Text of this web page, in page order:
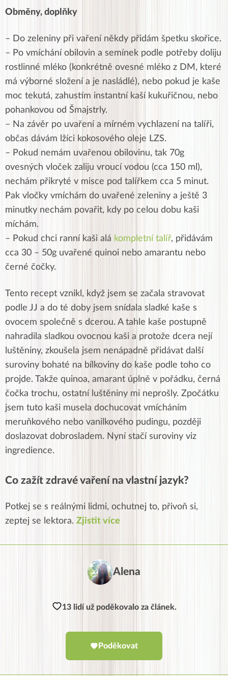
Obměny, doplňky
– Do zeleniny při vaření někdy přidám špetku skořice.
– Po vmíchání obilovin a semínek podle potřeby doliju
rostlinné mléko (konkrétně ovesné mléko z DM, které
má výborné složení a je nasládlé), nebo pokud je kaše
moc tekutá, zahustím instantní kaší kukuřičnou, nebo
pohankovou od Šmajstrly.
– Na závěr po uvaření a mírném vychlazení na talíři,
občas dávám lžíci kokosového oleje LZS.
– Pokud nemám uvařenou obilovinu, tak 70g
ovesných vloček zaliju vroucí vodou (cca 150 ml),
nechám přikryté v misce pod talířkem cca 5 minut.
Pak vločky vmíchám do uvařené zeleniny a ještě 3
minutky nechám povařit, kdy po celou dobu kaši
míchám.
– Pokud chci ranní kaši alá kompletní talíř, přidávám
cca 30 – 50g uvařené quinoi nebo amarantu nebo
černé čočky.
Tento recept vznikl, když jsem se začala stravovat
podle JJ a do té doby jsem snídala sladké kaše s
ovocem společně s dcerou. A tahle kaše postupně
nahradila sladkou ovocnou kaši a protože dcera nejí
luštěniny, zkoušela jsem nenápadně přidávat další
suroviny bohaté na bílkoviny do kaše podle toho co
projde. Takže quinoa, amarant úplně v pořádku, černá
čočka trochu, ostatní luštěniny mi neprošly. Zpočátku
jsem tuto kaši musela dochucovat vmícháním
meruňkového nebo vanilkového pudingu, později
doslazovat dobrosladem. Nyní stačí suroviny viz
ingredience.
Co zažít zdravé vaření na vlastní jazyk?
Potkej se s reálnými lidmi, ochutnej to, přivoň si,
zeptej se lektora. Zjistit více
Alena
13 lidí už poděkovalo za článek.
Poděkovat